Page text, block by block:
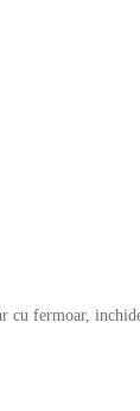
fermoar,